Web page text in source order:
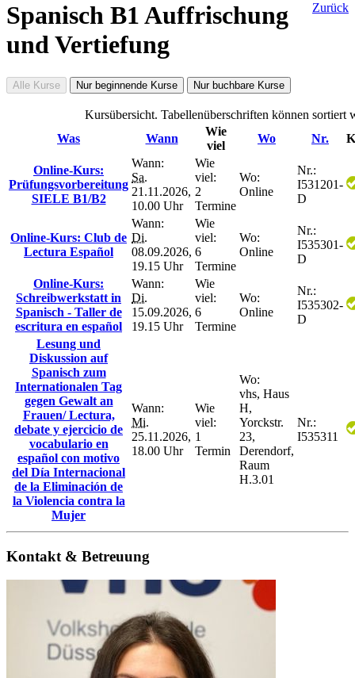
Zurück
Spanisch B1 Auffrischung
und Vertiefung
Alle Kurse Nur beginnende Kurse Nur buchbare Kurse
Kursübersicht. Tabellenüberschriften können sortiert
Was
Wann
Wie
viel
Wo Nr.
Online-Kurs:
Prüfungsvorbereitung
SIELE B1/B2
Wann:
Sa.
21.11.2026,
10.00 Uhr
Wie
viel:
2
Termine
Wo:
Online
Nr.:
I531201-
D
Online-Kurs: Club de
Lectura Español
Wann:
Di.
08.09.2026,
19.15 Uhr
Wie
viel:
6
Termine
Wo:
Online
Nr.:
I535301-
D
Online-Kurs:
Schreibwerkstatt in
Spanisch - Taller de
escritura en español
Wann:
Di.
15.09.2026,
19.15 Uhr
Wie
viel:
6
Termine
Wo:
Online
Nr.:
I535302-
D
Lesung und
Diskussion auf
Spanisch zum
Internationalen Tag
gegen Gewalt an
Frauen/ Lectura,
debate y ejercicio de
vocabulario en
español con motivo
del Día Internacional
de la Eliminación de
la Violencia contra la
Mujer
Wann:
Mi.
25.11.2026,
18.00 Uhr
Wie
viel:
1
Termin
Wo:
vhs, Haus
H,
Yorckstr.
23,
Derendorf,
Raum
H.3.01
Nr.:
I535311
Kontakt & Betreuung